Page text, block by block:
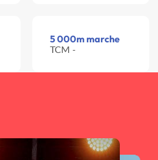
5 000m marche
TCM -